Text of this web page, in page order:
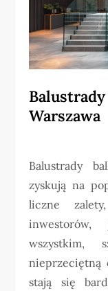
Warszawa
Balustrady
zyskują na
liczne
wszystkim,
nieprzeciętną
stają się